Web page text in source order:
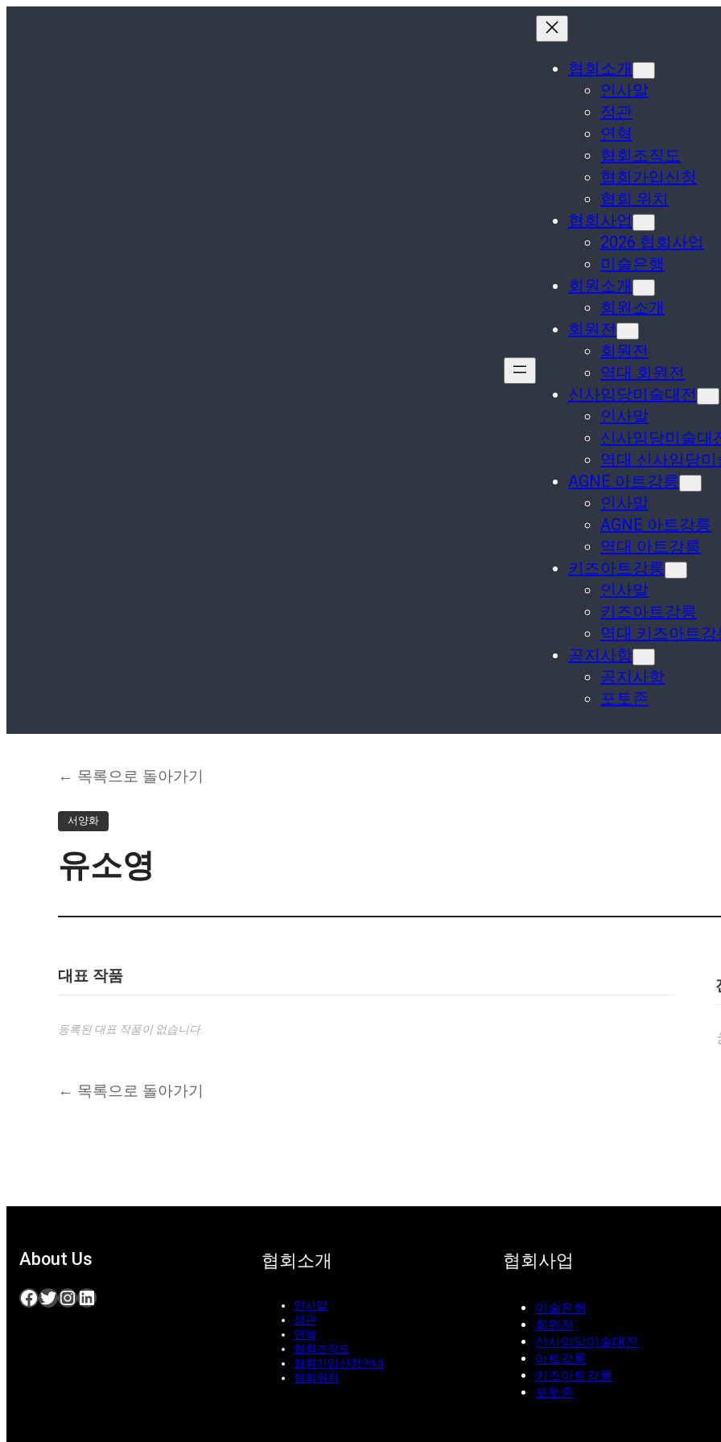
협회소개
인사말
정관
연혁
협회조직도
협회가입신청
협회 위치
협회사업
2026 협회사업
미술은행
회원소개
회원소개
회원전
회원전
역대 회원전
신사임당미술대전
인사말
신사임당미술대
역대 신사임당미
AGNE 아트강릉
인사말
AGNE 아트강릉
역대 아트강릉
키즈아트강릉
인사말
키즈아트강릉
역대 키즈아트강
공지사항
공지사항
포토존
← 목록으로 돌아가기
서양화
유소영
대표 작품
등록된 대표 작품이 없습니다.
← 목록으로 돌아가기
About Us
Facebook Twitter InstagramLinkedIn
협회소개
인사말
정관
연혁
협회조직도
협회가입신청안내
협회위치
협회사업
미술은행
회원전
신사임당미술대전
아트강릉
키즈아트강릉
포토존